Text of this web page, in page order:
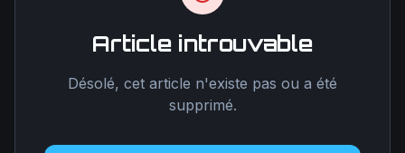
Article introuvable
Désolé, cet article n'existe pas ou a été
supprimé.